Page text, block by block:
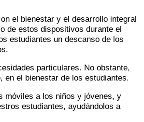
el bienestar y el desarrollo integral
de estos dispositivos durante el
estudiantes un descanso de los
particulares. No obstante,
el bienestar de los estudiantes.
móviles a los niños y jóvenes, y
estudiantes, ayudándolos a